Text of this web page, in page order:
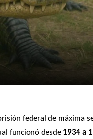
federal de máxima
funcionó desde 1934 a